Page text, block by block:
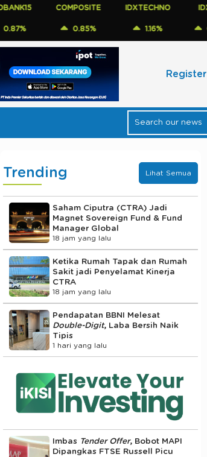
COMPOSITE
0.85%
IDXTECHNO IDXV30
0.63%
Register
Trending Lihat Semua
Saham Ciputra (CTRA) Jadi
Magnet Sovereign Fund & Fund
Manager Global
18 jam yang lalu
Ketika Rumah Tapak dan Rumah
Sakit jadi Penyelamat Kinerja
CTRA
18 jam yang lalu
Pendapatan BBNI Melesat
Double-Digit, Laba Bersih Naik
Tipis
1 hari yang lalu
Imbas Tender Offer, Bobot MAPI
Dipangkas FTSE Russell Picu